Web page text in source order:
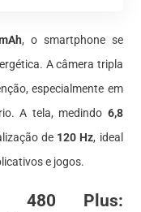
, o smartphone se
A câmera tripla
especialmente em
A tela, medindo 6,8
de 120 Hz, ideal
e jogos.
480 Plus: